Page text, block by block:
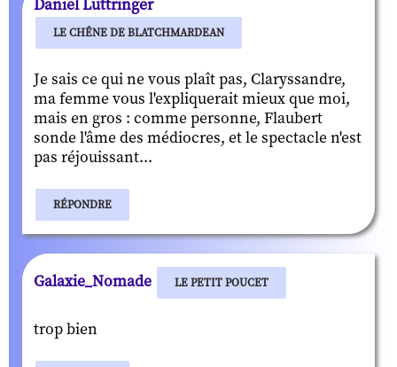
Daniel Luttringer
LE CHÊNE DE BLATCHMARDEAN
Je sais ce qui ne vous plaît pas, Claryssandre,
ma femme vous l'expliquerait mieux que moi,
mais en gros : comme personne, Flaubert
sonde l'âme des médiocres, et le spectacle n'est
pas réjouissant...
RÉPONDRE
Galaxie_Nomade LE PETIT POUCET
trop bien